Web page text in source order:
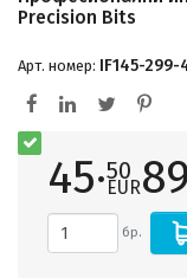
Precision Bits
Арт. номер: IF145-299-
45·50
EUR
бр.